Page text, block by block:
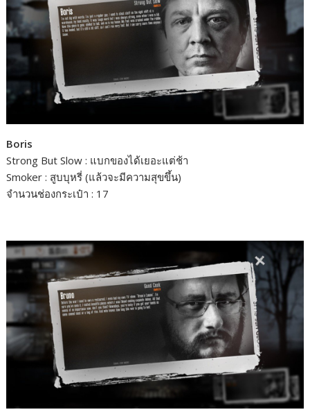
Boris
Strong But Slow : แบกของได้เยอะแต่ช้า
Smoker : สูบบุหรี่ (แล้วจะมีความสุขขึ้น)
จำนวนช่องกระเป๋า : 17